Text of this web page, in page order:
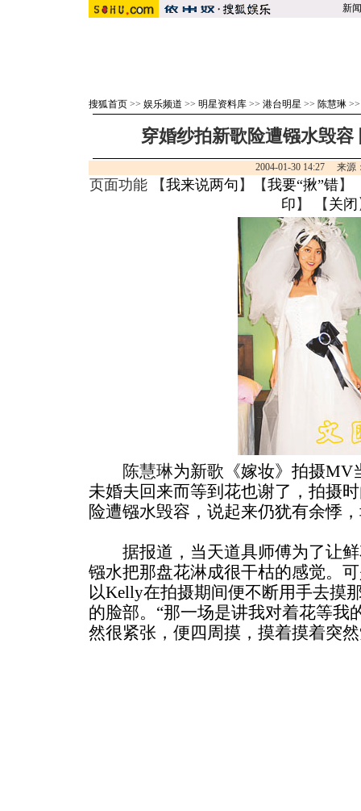
新闻
搜狐首页 >> 娱乐频道 >> 明星资料库 >> 港台明星 >> 陈慧琳
穿婚纱拍新歌险遭镪水毁容
2004-01-30 14:27 来源
页面功能 【我来说两句 】【我要“揪”错】
印 】 【 关闭
陈慧琳为新歌《嫁妆》拍摄MV
未婚夫回来而等到花也谢了，拍摄
险遭镪水毁容，说起来仍犹有余悸
据报道，当天道具师傅为了让鲜
镪水把那盘花淋成很干枯的感觉。
以Kelly在拍摄期间便不断用手去摸
的脸部。“那一场是讲我对着花等我
然很紧张，便四周摸，摸着摸着突然